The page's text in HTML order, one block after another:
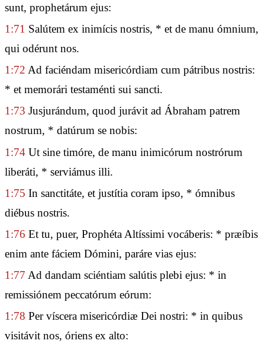
sunt, prophetárum ejus:
1:71 Salútem ex inimícis nostris, * et de manu ómnium,
qui odérunt nos.
1:72 Ad faciéndam misericórdiam cum pátribus nostris:
* et memorári testaménti sui sancti.
1:73 Jusjurándum, quod jurávit ad Ábraham patrem
nostrum, * datúrum se nobis:
1:74 Ut sine timóre, de manu inimicórum nostrórum
liberáti, * serviámus illi.
1:75 In sanctitáte, et justítia coram ipso, * ómnibus
diébus nostris.
1:76 Et tu, puer, Prophéta Altíssimi vocáberis: * præíbis
enim ante fáciem Dómini, paráre vias ejus:
1:77 Ad dandam sciéntiam salútis plebi ejus: * in
remissiónem peccatórum eórum:
1:78 Per víscera misericórdiæ Dei nostri: * in quibus
visitávit nos, óriens ex alto: